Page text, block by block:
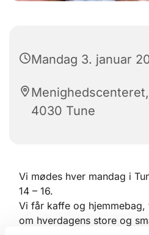
Mandag 3. januar
4030 Tune
Vi mødes hver mandag i
14 – 16.
Vi får kaffe og
om hverdagens store og